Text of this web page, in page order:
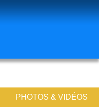
PHOTOS & VIDÉOS